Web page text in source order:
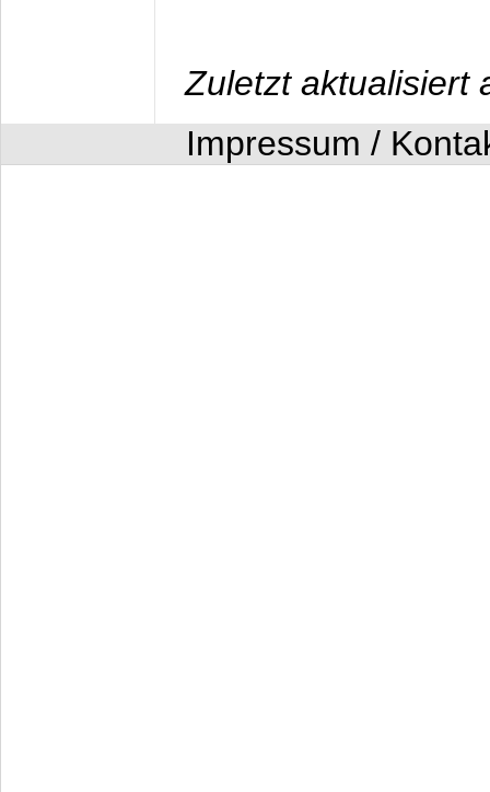
Zuletzt aktualisiert
Impressum /